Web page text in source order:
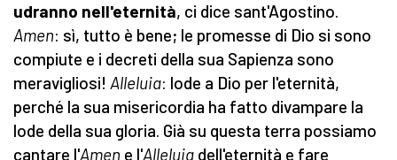
udranno nell'eternità, ci dice sant'Agostino.
Amen: sì, tutto è bene; le promesse di Dio si sono
compiute e i decreti della sua Sapienza sono
meravigliosi! Alleluia: lode a Dio per l'eternità,
perché la sua misericordia ha fatto divampare la
lode della sua gloria. Già su questa terra possiamo
cantare l'Amen e l'Alleluia dell'eternità e fare